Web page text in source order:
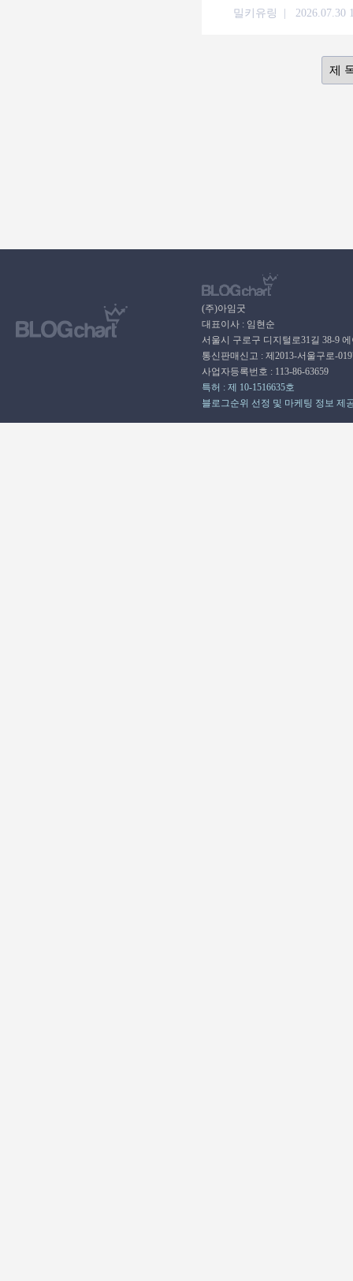
밀키유링 | 2026.07.30
(주)아임굿
대표이사 : 임현순
서울시 구로구 디지털로31길 38-9
통신판매신고 : 제2013-서울구로-
사업자등록번호 : 113-86-63659
특허 : 제 10-1516635호
블로그순위 선정 및 마케팅 정보 제